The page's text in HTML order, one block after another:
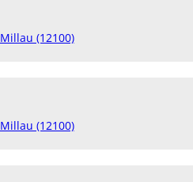
Millau (12100)
Millau (12100)